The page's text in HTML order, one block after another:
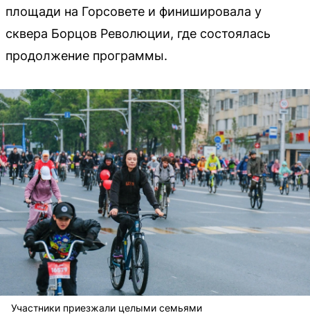
площади на Горсовете и финишировала у
сквера Борцов Революции, где состоялась
продолжение программы.
Участники приезжали целыми семьями